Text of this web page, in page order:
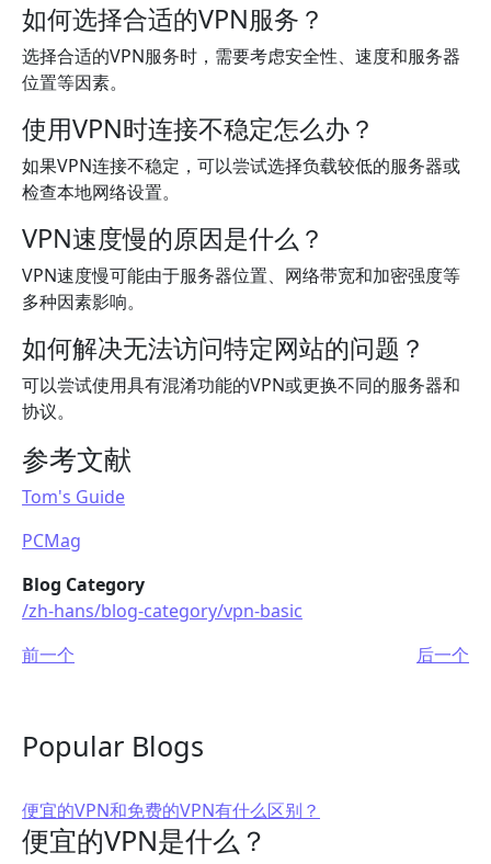
如何选择合适的VPN服务？
选择合适的VPN服务时，需要考虑安全性、速度和服务器
位置等因素。
使用VPN时连接不稳定怎么办？
如果VPN连接不稳定，可以尝试选择负载较低的服务器或
检查本地网络设置。
VPN速度慢的原因是什么？
VPN速度慢可能由于服务器位置、网络带宽和加密强度等
多种因素影响。
如何解决无法访问特定网站的问题？
可以尝试使用具有混淆功能的VPN或更换不同的服务器和
协议。
参考文献
Tom's Guide
PCMag
Blog Category
/zh-hans/blog-category/vpn-basic
前一个
后一个
Popular Blogs
便宜的VPN和免费的VPN有什么区别？
便宜的VPN是什么？